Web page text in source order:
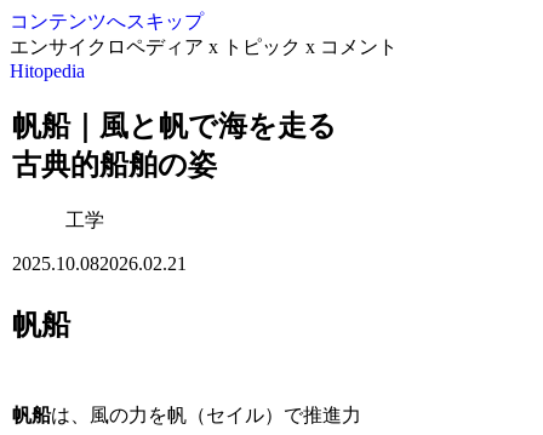
コンテンツへスキップ
エンサイクロペディア x トピック x コメント
Hitopedia
帆船｜風と帆で海を走る
古典的船舶の姿
工学
2025.10.082026.02.21
帆船
帆船は、風の力を帆（セイル）で推進力